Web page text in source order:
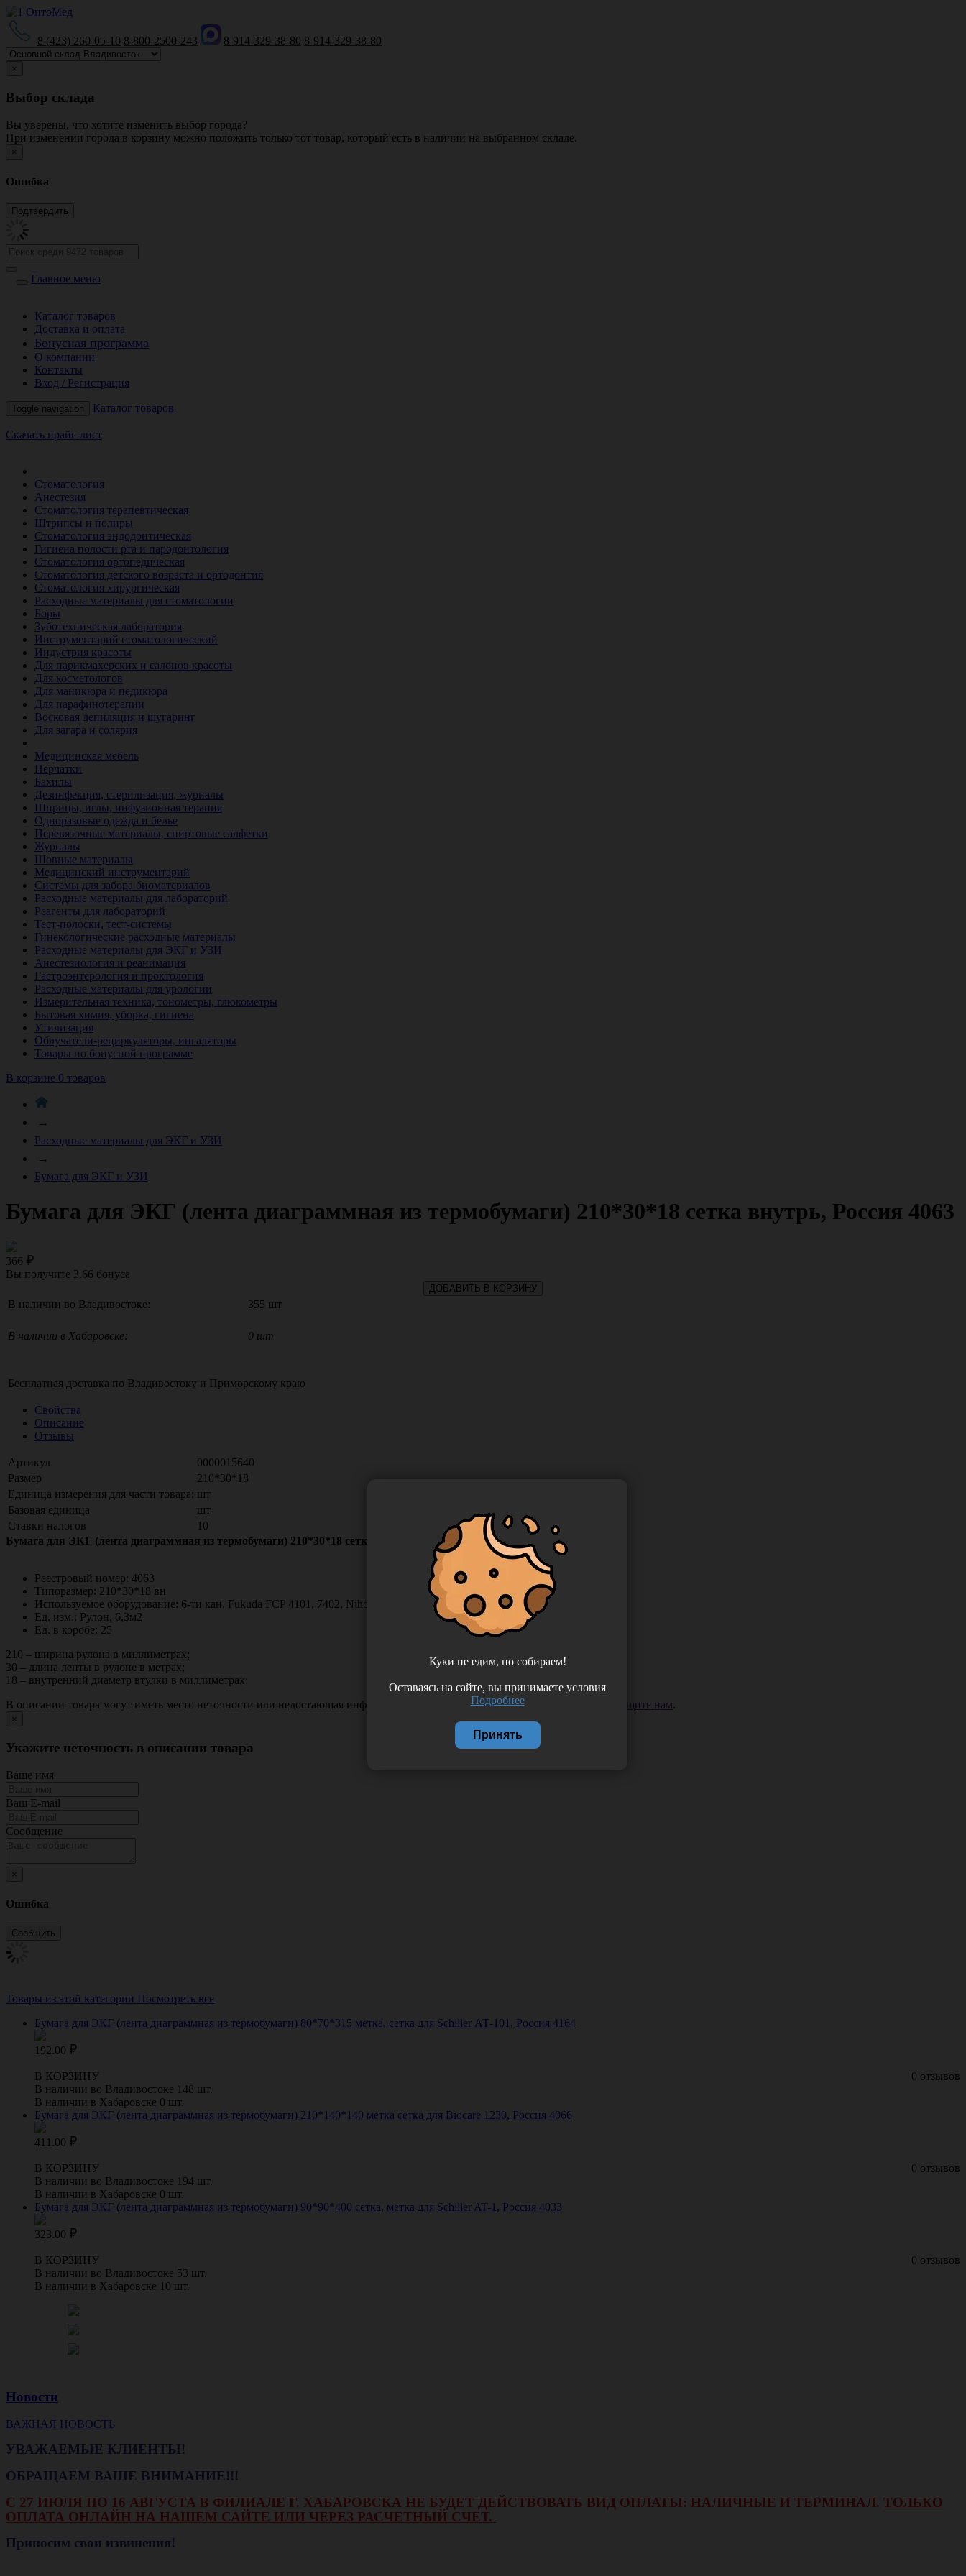
8 (423) 260-05-10 8-800-2500-243 8-914-329-38-80 8-914-329-38-80
×
Выбор склада
Вы уверены, что хотите изменить выбор города?
При изменении города в корзину можно положить только тот товар, который есть в наличии на выбранном складе.
×
Ошибка
Главное меню
Каталог товаров
Доставка и оплата
Бонусная программа
О компании
Контакты
Вход / Регистрация
Toggle navigation Каталог товаров
Скачать прайс-лист
Стоматология
Анестезия
Стоматология терапевтическая
Штрипсы и полиры
Стоматология эндодонтическая
Гигиена полости рта и пародонтология
Стоматология ортопедическая
Стоматология детского возраста и ортодонтия
Стоматология хирургическая
Расходные материалы для стоматологии
Боры
Зуботехническая лаборатория
Инструментарий стоматологический
Индустрия красоты
Для парикмахерских и салонов красоты
Для косметологов
Для маникюра и педикюра
Для парафинотерапии
Восковая депиляция и шугаринг
Для загара и солярия
Медицинская мебель
Перчатки
Бахилы
Дезинфекция, стерилизация, журналы
Шприцы, иглы, инфузионная терапия
Одноразовые одежда и белье
Перевязочные материалы, спиртовые салфетки
Журналы
Шовные материалы
Медицинский инструментарий
Системы для забора биоматериалов
Расходные материалы для лабораторий
Реагенты для лабораторий
Тест-полоски, тест-системы
Гинекологические расходные материалы
Расходные материалы для ЭКГ и УЗИ
Анестезиология и реанимация
Гастроэнтерология и проктология
Расходные материалы для урологии
Измерительная техника, тонометры, глюкометры
Бытовая химия, уборка, гигиена
Утилизация
Облучатели-рециркуляторы, ингаляторы
Товары по бонусной программе
В корзине 0 товаров
→
Расходные материалы для ЭКГ и УЗИ
→
Бумага для ЭКГ и УЗИ
Бумага для ЭКГ (лента диаграммная из термобумаги) 210*30*18 сетка внутрь, Россия 4063
366
Вы получите 3.66 бонуса
ДОБАВИТЬ В КОРЗИНУ
В наличии во Владивостоке: 355 шт
В наличии в Хабаровске: 0 шт
Бесплатная доставка по Владивостоку и Приморскому краю
Свойства
Описание
Отзывы
Артикул
0000015640
Размер
210*30*18
Единица измерения для части товара: шт
Базовая единица
шт
Ставки налогов
10
Бумага для ЭКГ (лента диаграммная из термобумаги) 210*30*18 сетка внутрь, Россия 4063
Реестровый номер: 4063
Типоразмер: 210*30*18 вн
Используемое оборудование: 6-ти кан. Fukuda FCP 4101, 7402, Nihon Kohden
Ед. изм.: Рулон, 6,3м2
Ед. в коробе: 25
210 – ширина рулона в миллиметрах;
30 – длина ленты в рулоне в метрах;
18 – внутренний диаметр втулки в миллиметрах;
В описании товара могут иметь место неточности или недостающая информация. Если вы заметили такую проблему —
сообщите нам.
×
Укажите неточность в описании товара
Ваше имя
Ваш E-mail
Сообщение
×
Ошибка
Товары из этой категории Посмотреть все
Бумага для ЭКГ (лента диаграммная из термобумаги) 80*70*315 метка, сетка для Schiller АТ-101, Россия 4164
192.00
0 отзывов
В КОРЗИНУ
В наличии во Владивостоке 148 шт.
В наличии в Хабаровске 0 шт.
Бумага для ЭКГ (лента диаграммная из термобумаги) 210*140*140 метка сетка для Biocare 1230, Россия 4066
411.00
0 отзывов
В КОРЗИНУ
В наличии во Владивостоке 194 шт.
В наличии в Хабаровске 0 шт.
Бумага для ЭКГ (лента диаграммная из термобумаги) 90*90*400 сетка, метка для Schiller AT-1, Россия 4033
323.00
0 отзывов
В КОРЗИНУ
В наличии во Владивостоке 53 шт.
В наличии в Хабаровске 10 шт.
Новости
ВАЖНАЯ НОВОСТЬ
УВАЖАЕМЫЕ КЛИЕНТЫ!
ОБРАЩАЕМ ВАШЕ ВНИМАНИЕ!!!
С 27 ИЮЛЯ ПО 16 АВГУСТА В ФИЛИАЛЕ Г. ХАБАРОВСКА НЕ БУДЕТ ДЕЙСТВОВАТЬ ВИД ОПЛАТЫ: НАЛИЧНЫЕ И ТЕРМИНАЛ. ТОЛЬКО
ОПЛАТА ОНЛАЙН НА НАШЕМ САЙТЕ ИЛИ ЧЕРЕЗ РАСЧЕТНЫЙ СЧЕТ.
Приносим свои извинения!
Куки не едим, но собираем!
Оставаясь на сайте, вы принимаете условия
Подробнее
Принять